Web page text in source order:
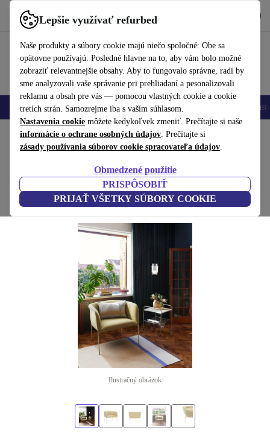
Lepšie využívať refurbed
Naše produkty a súbory cookie majú niečo spoločné: Obe sa
opätovne používajú. Posledné hlavne na to, aby vám bolo možné
zobraziť relevantnejšie obsahy. Aby to fungovalo správne, radi by
sme analyzovali vaše správanie pri prehliadaní a pesonalizovali
reklamu a obsah pre vás — pomocou vlastných cookie a cookie
tretích strán. Samozrejme iba s vaším súhlasom.
Nastavenia cookie môžete kedykoľvek zmeniť. Prečítajte si naše
informácie o ochrane osobných údajov. Prečítajte si
zásady používania súborov cookie spracovateľa údajov.
Obmedzené použitie
PRISPÔSOBIŤ
PRIJAŤ VŠETKY SÚBORY COOKIE
používať refurbed rýchlo a jednoducho
Mobilné telefóny Laptopy Tablety Inteligentné hodinky
Domov Produkty Domácnosť Nábytok
Eyrie Loungestuhl žltá
žltá
(Zbieranie recenzií)
Ilustračný obrázok